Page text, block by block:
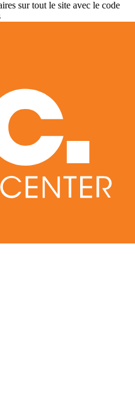
sur tout le site avec le code